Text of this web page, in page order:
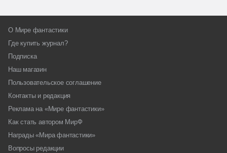
О Мире фантастики
Где купить журнал?
Подписка
Наш магазин
Пользовательское соглашение
Контакты и редакция
Реклама на «Мире фантастики»
Как стать автором МирФ
Награды «Мира фантастики»
Вопросы редакции